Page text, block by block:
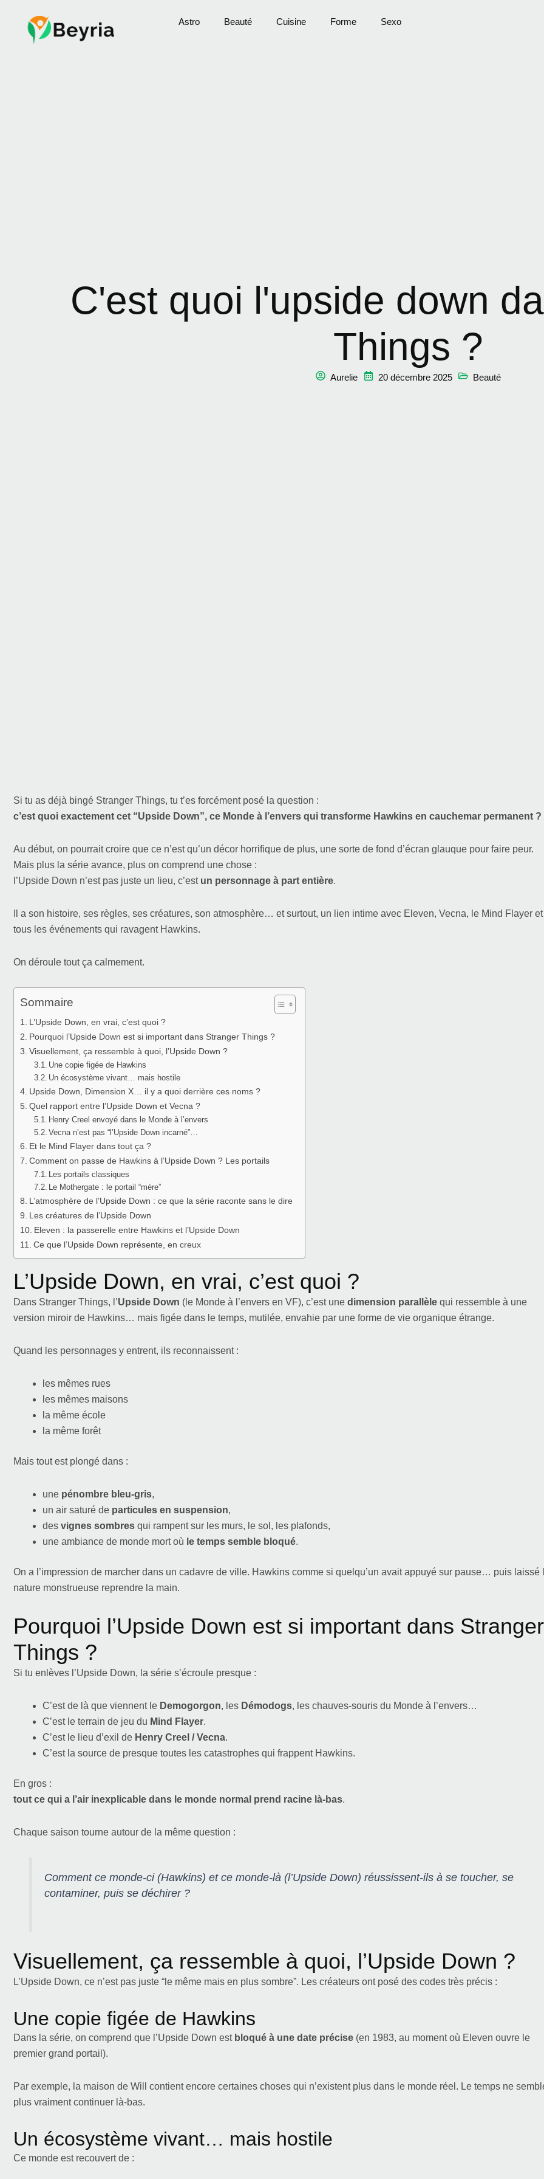
Astro Beauté Cuisine Forme Sexo
C'est quoi l'upside down
Things ?
Aurelie 20 décembre 2025 Beauté
Si tu as déjà bingé Stranger Things, tu t’es forcément posé la question :
c’est quoi exactement cet “Upside Down”, ce Monde à l’envers qui transforme Hawkins en cauchemar permanent ?
Au début, on pourrait croire que ce n’est qu’un décor horrifique de plus, une sorte de fond d’écran glauque pour faire peur.
Mais plus la série avance, plus on comprend une chose :
l’Upside Down n’est pas juste un lieu, c’est un personnage à part entière.
Il a son histoire, ses règles, ses créatures, son atmosphère… et surtout, un lien intime avec Eleven, Vecna, le Mind Flayer et
tous les événements qui ravagent Hawkins.
On déroule tout ça calmement.
Sommaire
L’Upside Down, en vrai, c’est quoi ?
Pourquoi l’Upside Down est si important dans Stranger Things ?
Visuellement, ça ressemble à quoi, l’Upside Down ?
Une copie figée de Hawkins
Un écosystème vivant… mais hostile
Upside Down, Dimension X… il y a quoi derrière ces noms ?
Quel rapport entre l’Upside Down et Vecna ?
Henry Creel envoyé dans le Monde à l’envers
Vecna n’est pas “l’Upside Down incarné”…
Et le Mind Flayer dans tout ça ?
Comment on passe de Hawkins à l’Upside Down ? Les portails
Les portails classiques
Le Mothergate : le portail “mère”
L’atmosphère de l’Upside Down : ce que la série raconte sans le dire
Les créatures de l’Upside Down
Eleven : la passerelle entre Hawkins et l’Upside Down
Ce que l’Upside Down représente, en creux
L’Upside Down, en vrai, c’est quoi ?
Dans Stranger Things, l’Upside Down (le Monde à l’envers en VF), c’est une dimension parallèle qui ressemble à une
version miroir de Hawkins… mais figée dans le temps, mutilée, envahie par une forme de vie organique étrange.
Quand les personnages y entrent, ils reconnaissent :
les mêmes rues
les mêmes maisons
la même école
la même forêt
Mais tout est plongé dans :
une pénombre bleu-gris,
un air saturé de particules en suspension,
des vignes sombres qui rampent sur les murs, le sol, les plafonds,
une ambiance de monde mort où le temps semble bloqué.
On a l’impression de marcher dans un cadavre de ville. Hawkins comme si quelqu’un avait appuyé sur pause… puis laissé
nature monstrueuse reprendre la main.
Pourquoi l’Upside Down est si important dans Stranger
Things ?
Si tu enlèves l’Upside Down, la série s’écroule presque :
C’est de là que viennent le Demogorgon, les Démodogs, les chauves-souris du Monde à l’envers…
C’est le terrain de jeu du Mind Flayer.
C’est le lieu d’exil de Henry Creel / Vecna.
C’est la source de presque toutes les catastrophes qui frappent Hawkins.
En gros :
tout ce qui a l’air inexplicable dans le monde normal prend racine là-bas.
Chaque saison tourne autour de la même question :
Comment ce monde-ci (Hawkins) et ce monde-là (l’Upside Down) réussissent-ils à se toucher, se
contaminer, puis se déchirer ?
Visuellement, ça ressemble à quoi, l’Upside Down ?
L’Upside Down, ce n’est pas juste “le même mais en plus sombre”. Les créateurs ont posé des codes très précis :
Une copie figée de Hawkins
Dans la série, on comprend que l’Upside Down est bloqué à une date précise (en 1983, au moment où Eleven ouvre le
premier grand portail).
Par exemple, la maison de Will contient encore certaines choses qui n’existent plus dans le monde réel. Le temps ne
plus vraiment continuer là-bas.
Un écosystème vivant… mais hostile
Ce monde est recouvert de :